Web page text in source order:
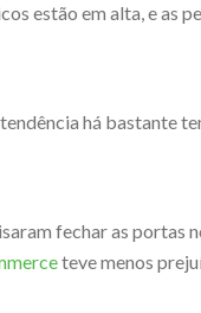
estão em alta, e as
há bastante
fechar as portas
teve menos